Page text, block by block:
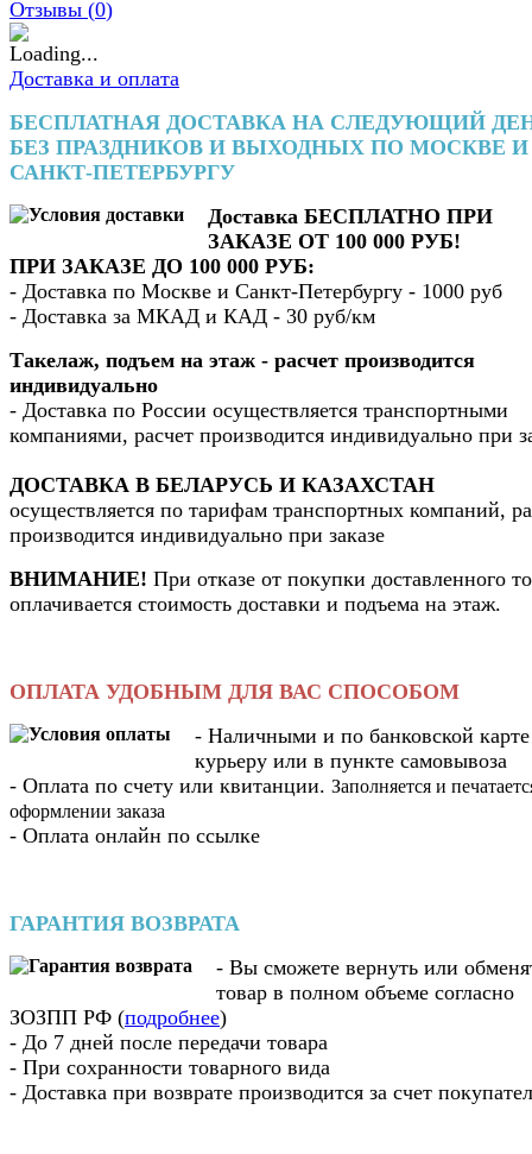
Отзывы (0)
Доставка и оплата
БЕСПЛАТНАЯ ДОСТАВКА НА СЛЕДУЮЩИЙ
БЕЗ ПРАЗДНИКОВ И ВЫХОДНЫХ ПО МОСКВЕ И
САНКТ-ПЕТЕРБУРГУ
Доставка БЕСПЛАТНО ПРИ
ЗАКАЗЕ ОТ 100 000 РУБ!
ПРИ ЗАКАЗЕ ДО 100 000 РУБ:
- Доставка по Москве и Санкт-Петербургу - 1000 руб
- Доставка за МКАД и КАД - 30 руб/км
Такелаж, подъем на этаж - расчет производится
индивидуально
- Доставка по России осуществляется транспортными
компаниями, расчет производится индивидуально при
ДОСТАВКА В БЕЛАРУСЬ И КАЗАХСТАН
осуществляется по тарифам транспортных компаний,
производится индивидуально при заказе
ВНИМАНИЕ! При отказе от покупки доставленного
оплачивается стоимость доставки и подъема на этаж.
ОПЛАТА УДОБНЫМ ДЛЯ ВАС СПОСОБОМ
- Наличными и по банковской карте
курьеру или в пункте самовывоза
- Оплата по счету или квитанции. Заполняется и
оформлении заказа
- Оплата онлайн по ссылке
ГАРАНТИЯ ВОЗВРАТА
- Вы cможете вернуть или
товар в полном объеме согласно
ЗОЗПП РФ (подробнее)
- До 7 дней после передачи товара
- При сохранности товарного вида
- Доставка при возврате производится за счет